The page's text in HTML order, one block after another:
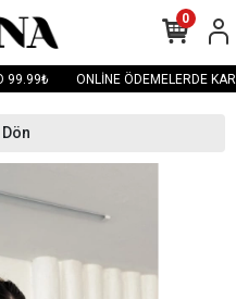
99.99₺ ONLİNE ÖDEMELERDE
0